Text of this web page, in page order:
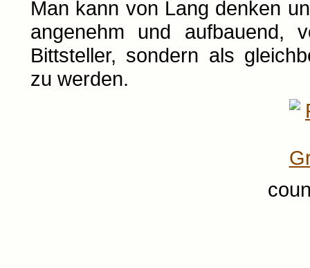
Man kann von Lang denken
angenehm und aufbauend,
Bittsteller, sondern als
zu werden.